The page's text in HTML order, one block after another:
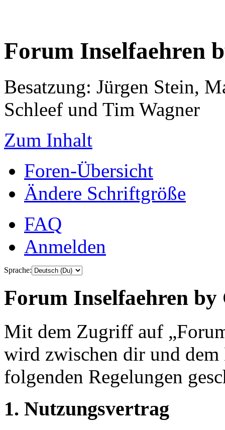
Forum Inselfaehren
Besatzung: Jürgen Stein,
Schleef und Tim Wagner
Zum Inhalt
Foren-Übersicht
Ändere Schriftgröße
FAQ
Anmelden
Sprache:
Forum Inselfaehren
Mit dem Zugriff auf
wird zwischen dir und
folgenden Regelungen
1. Nutzungsvertrag